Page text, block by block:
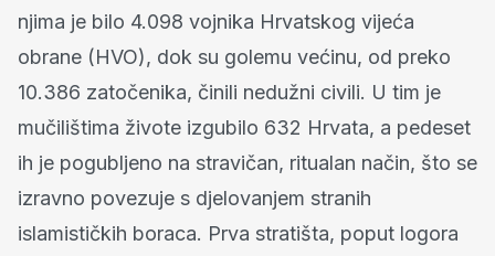
njima je bilo 4.098 vojnika Hrvatskog vijeća
obrane (HVO), dok su golemu većinu, od preko
10.386 zatočenika, činili nedužni civili. U tim je
mučilištima živote izgubilo 632 Hrvata, a pedeset
ih je pogubljeno na stravičan, ritualan način, što se
izravno povezuje s djelovanjem stranih
islamističkih boraca. Prva stratišta, poput logora